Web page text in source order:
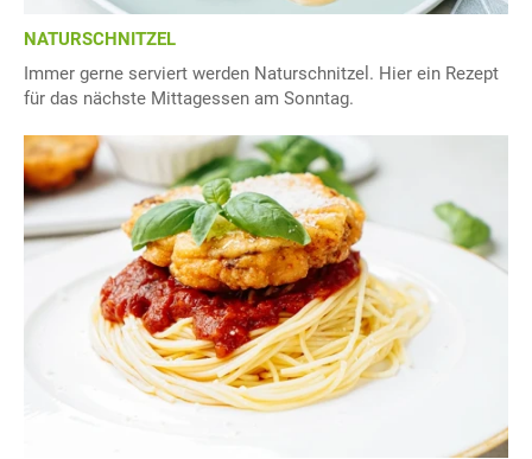
NATURSCHNITZEL
Immer gerne serviert werden Naturschnitzel. Hier ein Rezept
für das nächste Mittagessen am Sonntag.